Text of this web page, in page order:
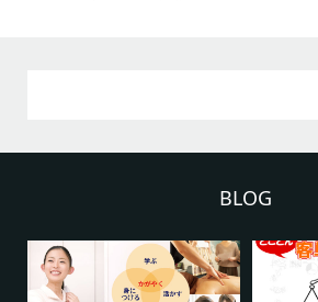
BLOG